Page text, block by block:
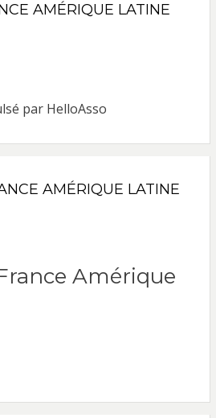
AMÉRIQUE LATINE
par HelloAsso
AMÉRIQUE LATINE
Amérique